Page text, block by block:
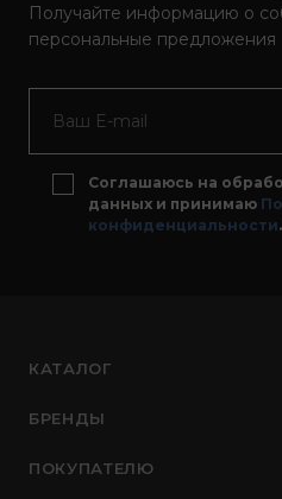
Получайте информацию о
персональные предложения
Соглашаюсь на
данных и принимаю
конфиденциальности.
КАТАЛОГ
БРЕНДЫ
ПОКУПАТЕЛЮ